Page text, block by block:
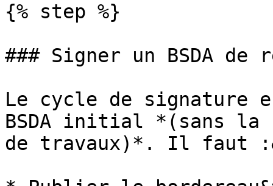
{% step %}
### Signer un BSDA de
Le cycle de signature
BSDA initial *(sans la
de travaux)*. Il faut